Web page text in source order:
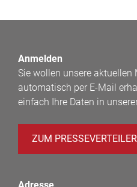
Anmelden
Sie wollen unsere
automatisch per E-Mail
einfach Ihre Daten in
ZUM PRESSEVERTEILER